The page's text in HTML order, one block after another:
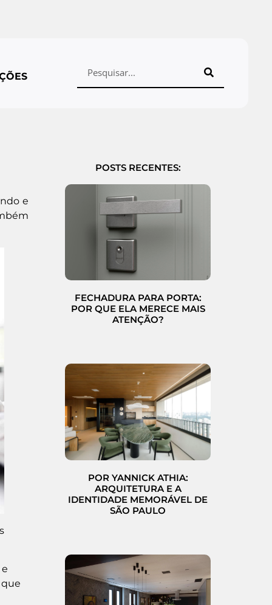
e
POSTS RECENTES:
FECHADURA PARA PORTA:
POR QUE ELA MERECE MAIS
ATENÇÃO?
POR YANNICK ATHIA:
ARQUITETURA E A
IDENTIDADE MEMORÁVEL DE
SÃO PAULO